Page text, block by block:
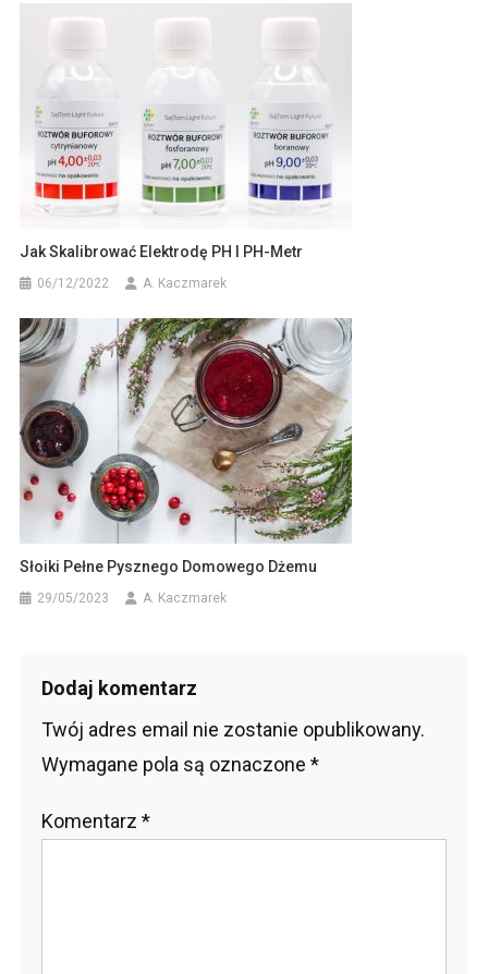
Jak Skalibrować Elektrodę PH I PH-Metr
06/12/2022 A. Kaczmarek
Słoiki Pełne Pysznego Domowego Dżemu
29/05/2023 A. Kaczmarek
Dodaj komentarz
Twój adres email nie zostanie opublikowany.
Wymagane pola są oznaczone *
Komentarz *